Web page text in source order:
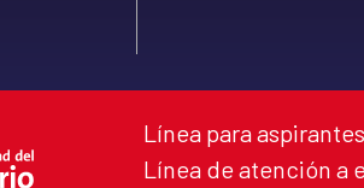
Línea para
Línea de atención a